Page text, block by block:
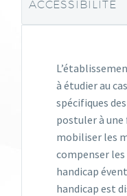
ACCESSIBILITÉ
à étudier au
spécifiques
postuler à
mobiliser les
compenser les
handicap
handicap est